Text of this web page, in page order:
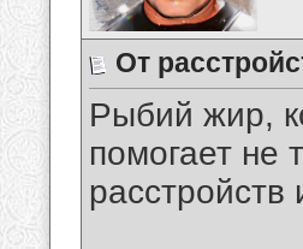
От
Рыбий жир,
помогает не
расстройств